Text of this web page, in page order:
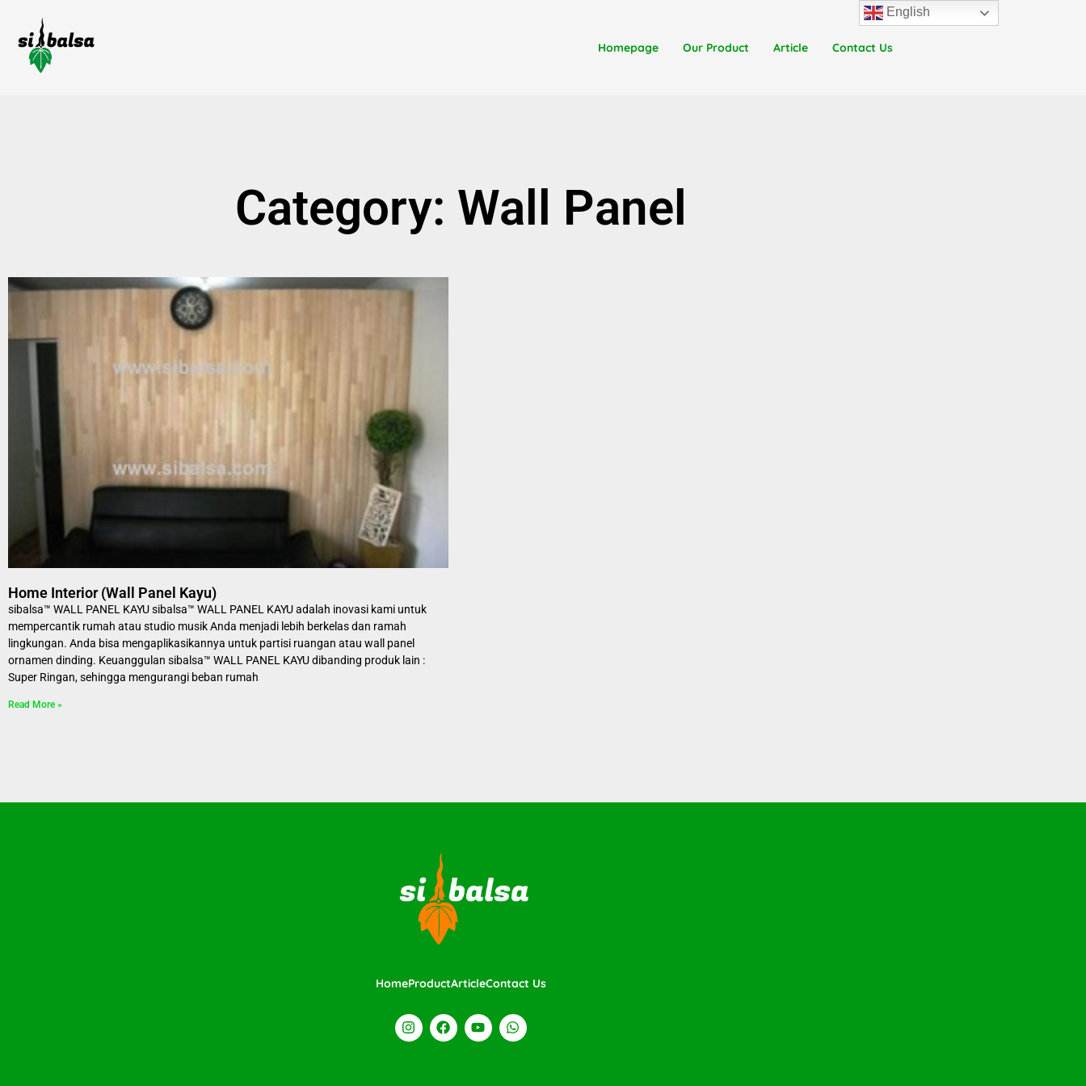
Homepage Our Product Article Contact Us
Category: Wall Panel
Home Interior (Wall Panel Kayu)
sibalsa™ WALL PANEL KAYU sibalsa™ WALL PANEL KAYU adalah inovasi kami untuk
mempercantik rumah atau studio musik Anda menjadi lebih berkelas dan ramah
lingkungan. Anda bisa mengaplikasikannya untuk partisi ruangan atau wall panel
ornamen dinding. Keuanggulan sibalsa™ WALL PANEL KAYU dibanding produk lain :
Super Ringan, sehingga mengurangi beban rumah
Read More »
HomeProductArticleContact Us
English